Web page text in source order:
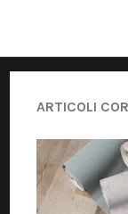
ARTICOLI